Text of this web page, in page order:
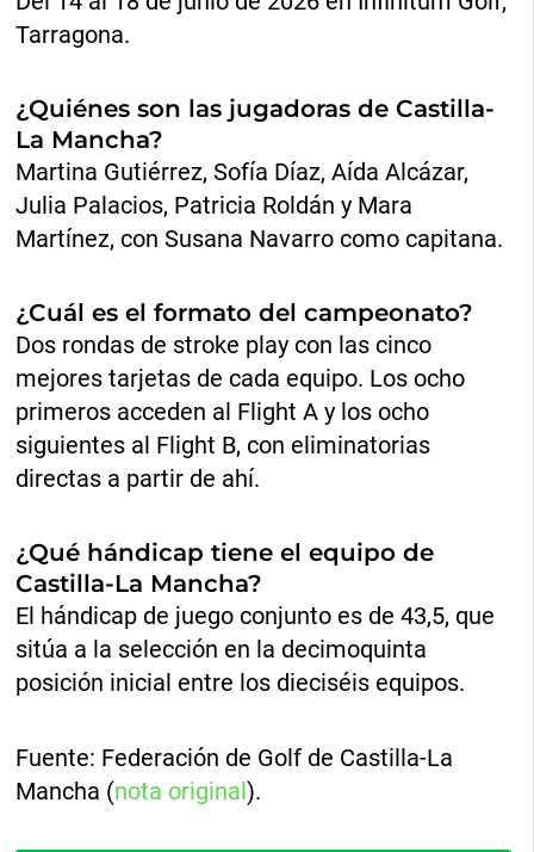
Tarragona.
¿Quiénes son las jugadoras de Castilla-
La Mancha?
Martina Gutiérrez, Sofía Díaz, Aída Alcázar,
Julia Palacios, Patricia Roldán y Mara
Martínez, con Susana Navarro como capitana.
¿Cuál es el formato del campeonato?
Dos rondas de stroke play con las cinco
mejores tarjetas de cada equipo. Los ocho
primeros acceden al Flight A y los ocho
siguientes al Flight B, con eliminatorias
directas a partir de ahí.
¿Qué hándicap tiene el equipo de
Castilla-La Mancha?
El hándicap de juego conjunto es de 43,5, que
sitúa a la selección en la decimoquinta
posición inicial entre los dieciséis equipos.
Fuente: Federación de Golf de Castilla-La
Mancha (nota original).